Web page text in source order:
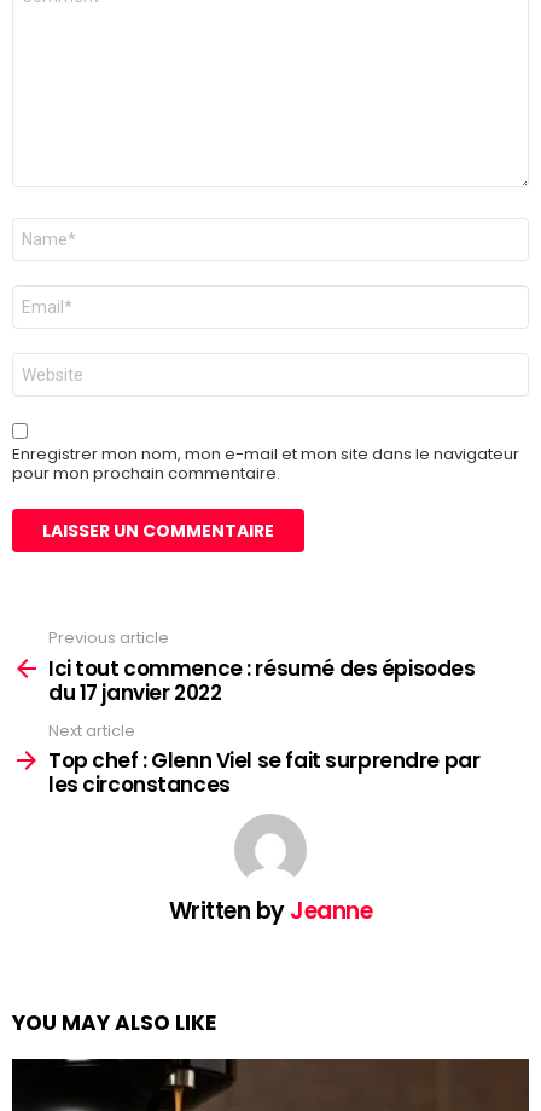
Nom
E-
mail
*
Site
web
Enregistrer mon nom, mon e-mail et mon site dans le navigateur
pour mon prochain commentaire.
more
Previous article
Ici tout commence : résumé des épisodes
du 17 janvier 2022
Next article
Top chef : Glenn Viel se fait surprendre par
les circonstances
Written byJeanne
YOU MAY ALSO LIKE